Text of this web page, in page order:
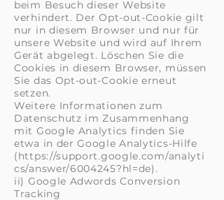
beim Besuch dieser Website
verhindert. Der Opt-out-Cookie gilt
nur in diesem Browser und nur für
unsere Website und wird auf Ihrem
Gerät abgelegt. Löschen Sie die
Cookies in diesem Browser, müssen
Sie das Opt-out-Cookie erneut
setzen.
Weitere Informationen zum
Datenschutz im Zusammenhang
mit Google Analytics finden Sie
etwa in der Google Analytics-Hilfe
(https://support.google.com/analyti
cs/answer/6004245?hl=de).
ii) Google Adwords Conversion
Tracking